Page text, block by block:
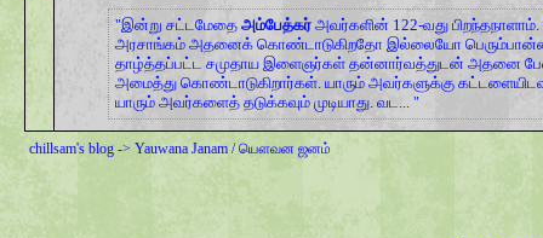
இன்று சட்டமேதை அம்பேத்கர்அவர்களின் 122-வது பிறந்தநாளாம்.
அரசாங்கம் அதனைக் கொண்டாடுகிறதோ இல்லையோ
தாழ்த்தப்பட்ட சமுதாய இளைஞர்கள் தன்னார்வத்துடன் அதனை
அமைத்து கொண்டாடுகிறார்கள். யாரும் அவர்களுக்கு
யாரும் அவர்களைத் தடுக்கவும் முடியாது. வட...
chillsam's blog -> Yauwana Janam / யௌவன ஜனம்